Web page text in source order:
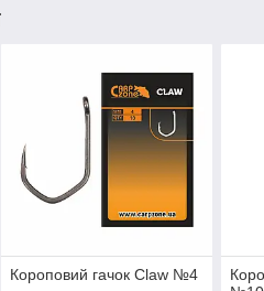
Короповий гачок Claw №4